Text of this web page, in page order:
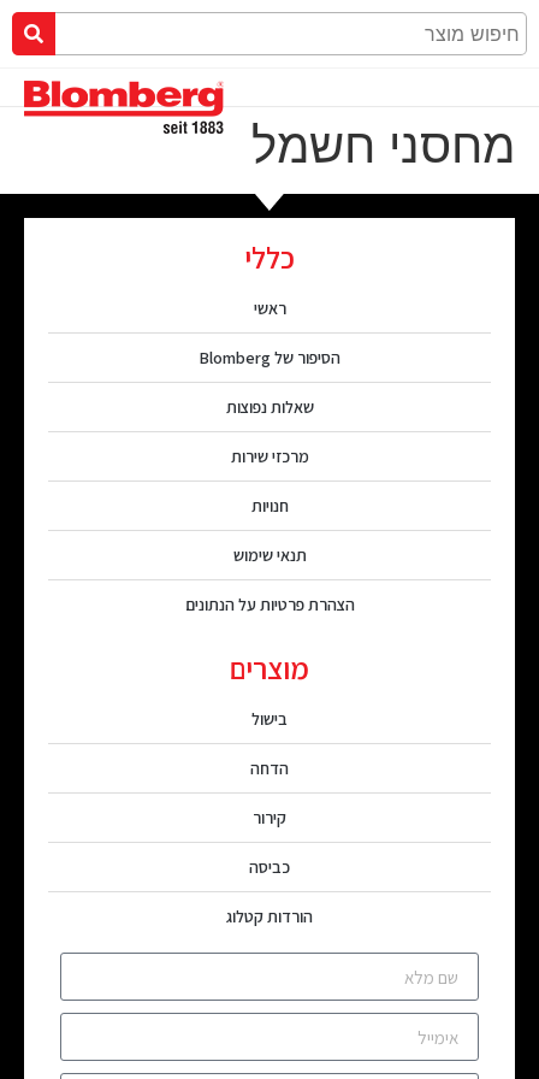
מחסני חשמל
כללי
ראשי
הסיפור של Blomberg
שאלות נפוצות
מרכזי שירות
חנויות
תנאי שימוש
הצהרת פרטיות על הנתונים
מוצרים
בישול
הדחה
קירור
כביסה
הורדות קטלוג